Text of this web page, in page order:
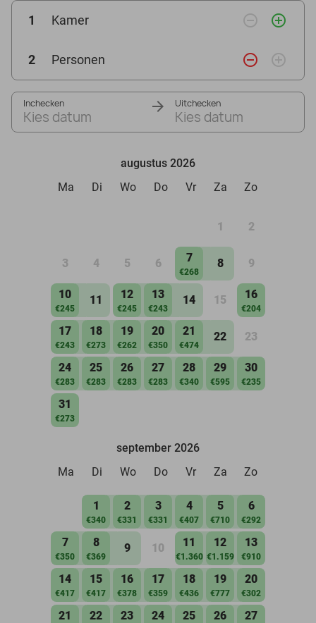
1 Kamer remove_circle_outline add_circle_outline
2 Personen remove_circle_outline add_circle_outline
Inchecken
Kies datum
Uitchecken
Kies datum
augustus 2026
Ma
Di Wo Do Vr Za Zo
1 2
3 4 5 6 7
€268
8 9
10
€245
11 12
€245
13
€243
14 15 16
€204
17
€243
18
€273
19
€262
20
€350
21
€474
22 23
24
€283
25
€283
26
€283
27
€283
28
€340
29
€595
30
€235
31
€273
september 2026
Ma
Di Wo Do Vr Za Zo
1
€340
2
€331
3
€331
4
€407
5
€710
6
€292
7
€350
8
€369
9 10 11
€1.360
12
€1.159
13
€910
14
€417
15
€417
16
€378
17
€359
18
€436
19
€777
20
€302
21 22 23 24 25 26 27